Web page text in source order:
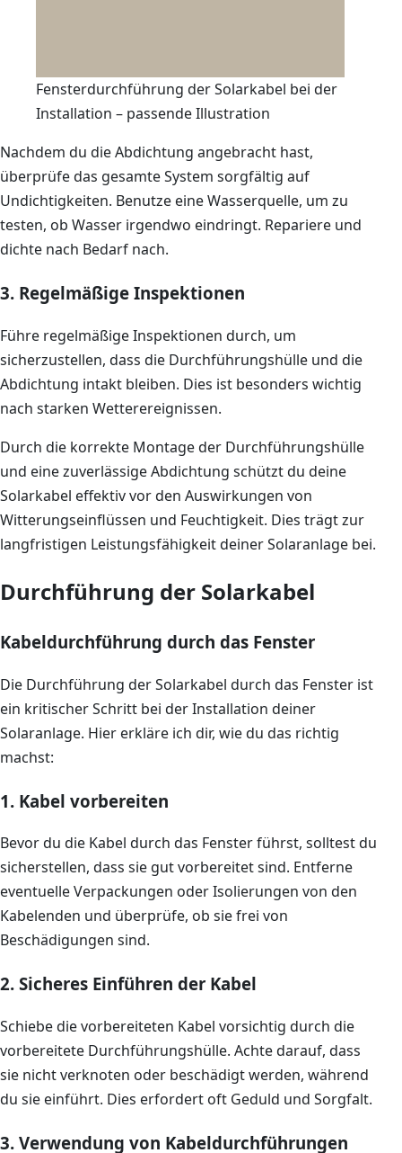
Fensterdurchführung der Solarkabel bei der
Installation – passende Illustration
Nachdem du die Abdichtung angebracht hast,
überprüfe das gesamte System sorgfältig auf
Undichtigkeiten. Benutze eine Wasserquelle, um zu
testen, ob Wasser irgendwo eindringt. Repariere und
dichte nach Bedarf nach.
3. Regelmäßige Inspektionen
Führe regelmäßige Inspektionen durch, um
sicherzustellen, dass die Durchführungshülle und die
Abdichtung intakt bleiben. Dies ist besonders wichtig
nach starken Wetterereignissen.
Durch die korrekte Montage der Durchführungshülle
und eine zuverlässige Abdichtung schützt du deine
Solarkabel effektiv vor den Auswirkungen von
Witterungseinflüssen und Feuchtigkeit. Dies trägt zur
langfristigen Leistungsfähigkeit deiner Solaranlage bei.
Durchführung der Solarkabel
Kabeldurchführung durch das Fenster
Die Durchführung der Solarkabel durch das Fenster ist
ein kritischer Schritt bei der Installation deiner
Solaranlage. Hier erkläre ich dir, wie du das richtig
machst:
1. Kabel vorbereiten
Bevor du die Kabel durch das Fenster führst, solltest du
sicherstellen, dass sie gut vorbereitet sind. Entferne
eventuelle Verpackungen oder Isolierungen von den
Kabelenden und überprüfe, ob sie frei von
Beschädigungen sind.
2. Sicheres Einführen der Kabel
Schiebe die vorbereiteten Kabel vorsichtig durch die
vorbereitete Durchführungshülle. Achte darauf, dass
sie nicht verknoten oder beschädigt werden, während
du sie einführt. Dies erfordert oft Geduld und Sorgfalt.
3. Verwendung von Kabeldurchführungen